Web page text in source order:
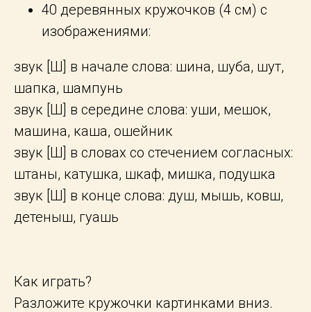
40 деревянных кружочков (4 см) с
изображениями:
звук [Ш] в начале слова: шина, шуба, шут,
шапка, шампунь
звук [Ш] в середине слова: уши, мешок,
машина, каша, ошейник
звук [Ш] в словах со стечением согласных:
штаны, катушка, шкаф, мишка, подушка
звук [Ш] в конце слова: душ, мышь, ковш,
детеныш, гуашь
Как играть?
Разложите кружочки картинками вниз.